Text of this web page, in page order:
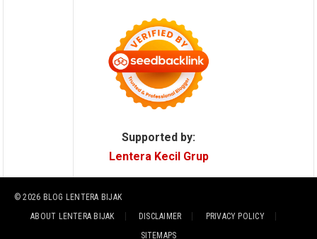
Supported by:
Lentera Kecil Grup
© 2026 BLOG LENTERA BIJAK
ABOUT LENTERA BIJAK
DISCLAIMER
PRIVACY POLICY
SITEMAPS